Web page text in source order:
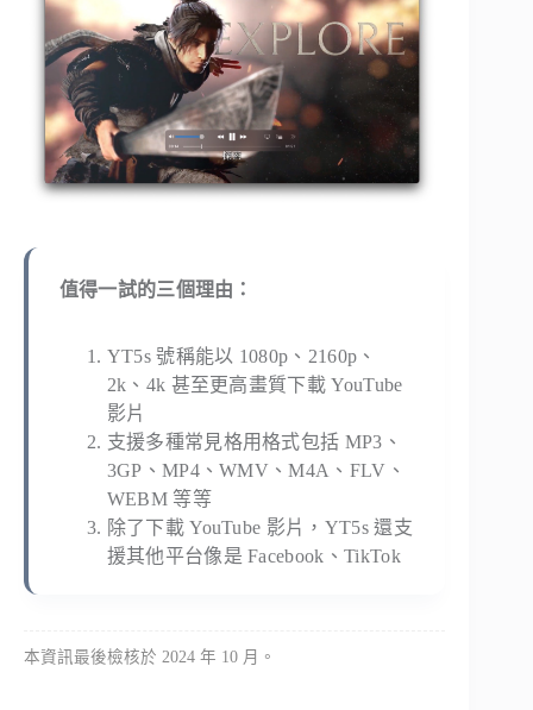
值得一試的三個理由：
YT5s 號稱能以 1080p、2160p、
2k、4k 甚至更高畫質下載 YouTube
影片
支援多種常見格用格式包括 MP3、
3GP、MP4、WMV、M4A、FLV、
WEBM 等等
除了下載 YouTube 影片，YT5s 還支
援其他平台像是 Facebook、TikTok
本資訊最後檢核於 2024 年 10 月。